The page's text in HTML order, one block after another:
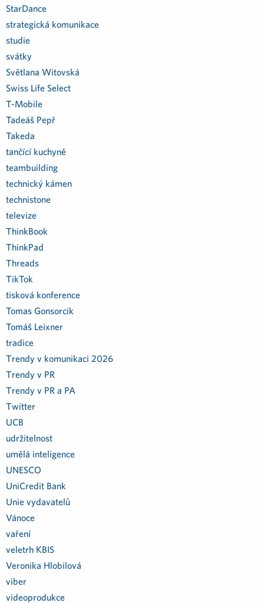
StarDance
strategická komunikace
studie
svátky
Světlana Witovská
Swiss Life Select
T-Mobile
Tadeáš Pepř
Takeda
tančící kuchyně
teambuilding
technický kámen
technistone
televize
ThinkBook
ThinkPad
Threads
TikTok
tisková konference
Tomas Gonsorcik
Tomáš Leixner
tradice
Trendy v komunikaci 2026
Trendy v PR
Trendy v PR a PA
Twitter
UCB
udržitelnost
umělá inteligence
UNESCO
UniCredit Bank
Unie vydavatelů
Vánoce
vaření
veletrh KBIS
Veronika Hlobilová
viber
videoprodukce